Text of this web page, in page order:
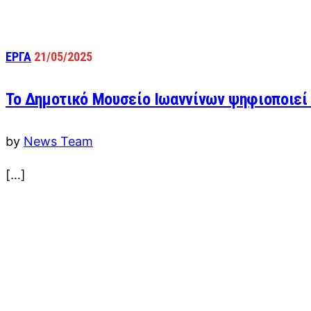
ΕΡΓΑ 21/05/2025
To Δημοτικό Μουσείο Ιωαννίνων
by News Team
[…]